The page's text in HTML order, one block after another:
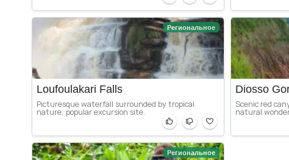
Региональное
Loufoulakari Falls
Picturesque waterfall surrounded by tropical
nature, popular excursion site.
Diosso
Scenic red
natural
Региональное